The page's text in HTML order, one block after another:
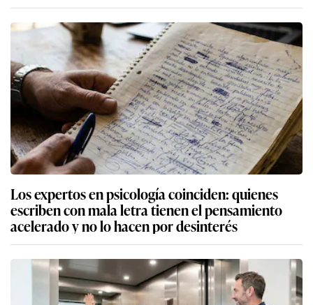
Los expertos en psicología coinciden: quienes
escriben con mala letra tienen el pensamiento
acelerado y no lo hacen por desinterés